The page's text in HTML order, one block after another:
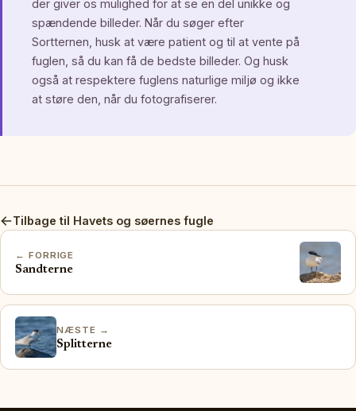
der giver os mulighed for at se en del unikke og
spændende billeder. Når du søger efter
Sortternen, husk at være patient og til at vente på
fuglen, så du kan få de bedste billeder. Og husk
også at respektere fuglens naturlige miljø og ikke
at støre den, når du fotografiserer.
Tilbage til Havets og søernes fugle
← FORRIGE
Sandterne
NÆSTE →
Splitterne